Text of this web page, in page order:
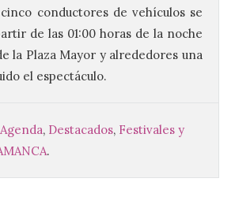
conductores de vehículos se
de las 01:00 horas de la noche
la Plaza Mayor y alrededores una
el espectáculo.
Agenda, Destacados, Festivales y
.
fotografía
nos llega